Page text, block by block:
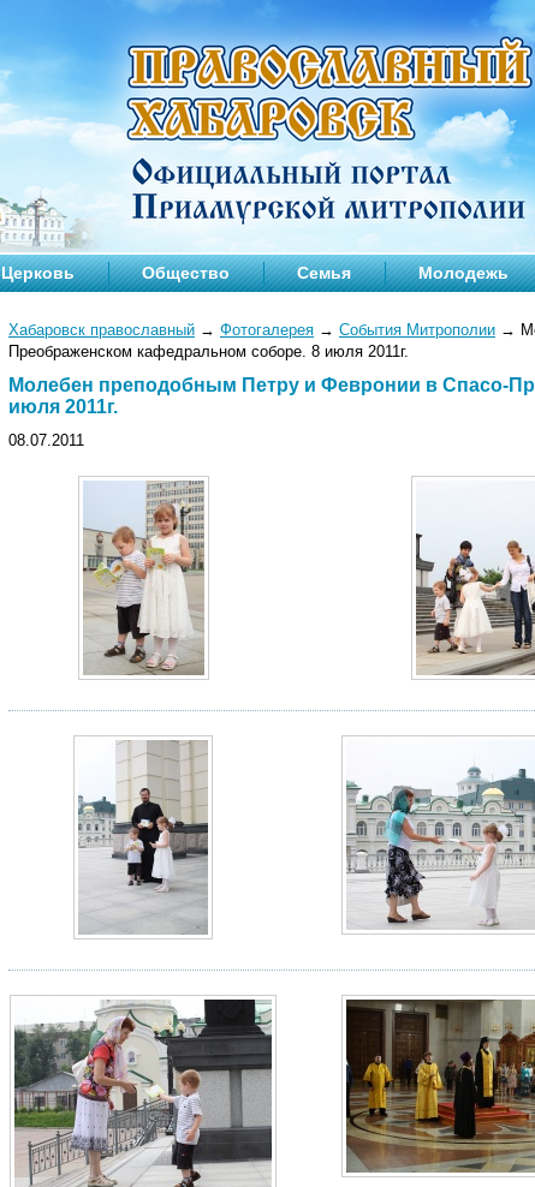
Церковь Общество Семья Молодежь
Хабаровск православный → Фотогалерея → События Митрополии →
Преображенском кафедральном соборе. 8 июля 2011г.
Молебен преподобным Петру и Февронии в Спасо-
июля 2011г.
08.07.2011